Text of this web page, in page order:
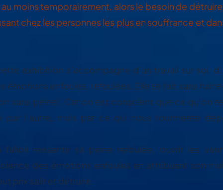
au moins temporairement, alors le besoin de
chez les personnes les plus en souffrance et
exhibition s’accompagne d’un travail sur soi,
émotions enfouies, refoulées. Elle se fait sans
sans peine). Car on est conscient que ce qu’on
par l’autre, mais par ce qui nous tourmente
falloir ressentir sa peine refoulée, ouvrir les
des émotions enfouies en attribuant son
prix salir et détruire.